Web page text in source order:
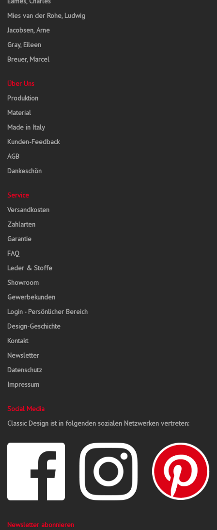
Mies van der Rohe, Ludwig
Jacobsen, Arne
Gray, Eileen
Breuer, Marcel
Über Uns
Produktion
Material
Made in Italy
Kunden-Feedback
AGB
Dankeschön
Service
Versandkosten
Zahlarten
Garantie
FAQ
Leder & Stoffe
Showroom
Gewerbekunden
Login - Persönlicher Bereich
Design-Geschichte
Kontakt
Newsletter
Datenschutz
Impressum
Social Media
Classic Design ist in folgenden sozialen Netzwerken vertreten:
Newsletter abonnieren